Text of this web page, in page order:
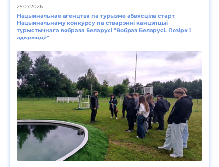
29.07.2026
Нацыянальнае агенцтва па турызме абвясціла старт
Нацыянальнаму конкурсу па стварэнні канцэпцыі
турыстычнага вобраза Беларусі "Вобраз Беларусі. Позірк i
адкрыццё"